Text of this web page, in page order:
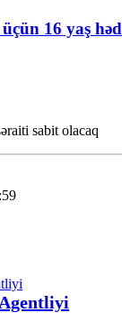
üçün 16 yaş
sabit olacaq